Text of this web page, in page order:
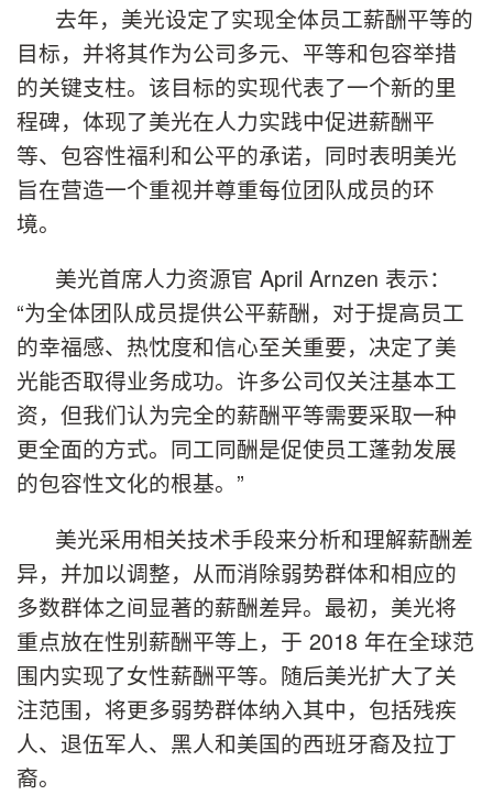
去年，美光设定了实现全体员工薪酬平等的
目标，并将其作为公司多元、平等和包容举措
的关键支柱。该目标的实现代表了一个新的里
程碑，体现了美光在人力实践中促进薪酬平
等、包容性福利和公平的承诺，同时表明美光
旨在营造一个重视并尊重每位团队成员的环
境。
美光首席人力资源官 April Arnzen 表示：
“为全体团队成员提供公平薪酬，对于提高员工
的幸福感、热忱度和信心至关重要，决定了美
光能否取得业务成功。许多公司仅关注基本工
资，但我们认为完全的薪酬平等需要采取一种
更全面的方式。同工同酬是促使员工蓬勃发展
的包容性文化的根基。”
美光采用相关技术手段来分析和理解薪酬差
异，并加以调整，从而消除弱势群体和相应的
多数群体之间显著的薪酬差异。最初，美光将
重点放在性别薪酬平等上，于 2018 年在全球范
围内实现了女性薪酬平等。随后美光扩大了关
注范围，将更多弱势群体纳入其中，包括残疾
人、退伍军人、黑人和美国的西班牙裔及拉丁
裔。